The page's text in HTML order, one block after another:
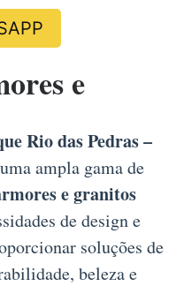
e
Rio das Pedras –
ampla gama de
e granitos
de design e
soluções de
beleza e